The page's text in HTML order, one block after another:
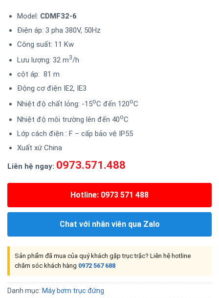
Model: CDMF32-6
Điện áp: 3 pha 380V, 50Hz
Công suất: 11 Kw
Lưu lượng: 32 m3/h
cột áp: 81 m
Động cơ điện IE2, IE3
Nhiệt độ chất lỏng: -15oC đến 120oC
Nhiệt độ môi trường lên đến 40oC
Lớp cách điện : F – cấp bảo vệ IP55
Xuất xứ China
Liên hệ ngay: 0973.571.488
Hotline: 0973 571 488
Chat với nhân viên qua Zalo
Sản phẩm đã mua của quý khách gặp trục trặc? Liên hệ hotline
chăm sóc khách hàng 0972 567 688
Danh mục: Máy bơm trục đứng